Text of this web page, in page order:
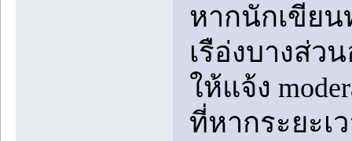
หากนักเขีย
เรือ่งบางส่
ให้แจ้ง
ที่หากระยะเ